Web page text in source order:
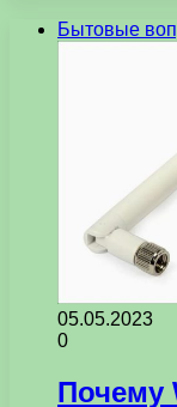
Бытовые
05.05.2023
0
Почему